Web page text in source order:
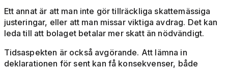
Ett annat är att man inte gör tillräckliga skattemässiga
justeringar, eller att man missar viktiga avdrag. Det kan
leda till att bolaget betalar mer skatt än nödvändigt.
Tidsaspekten är också avgörande. Att lämna in
deklarationen för sent kan få konsekvenser, både